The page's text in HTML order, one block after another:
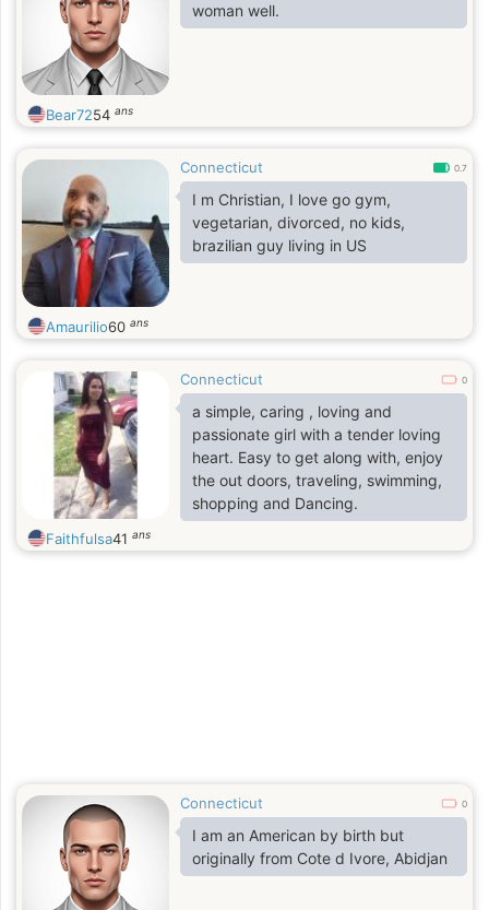
woman well.
Bear7254 ans
Connecticut 0.7
I m Christian, I love go gym,
vegetarian, divorced, no kids,
brazilian guy living in US
Amaurilio60 ans
Connecticut 0
a simple, caring , loving and
passionate girl with a tender loving
heart. Easy to get along with, enjoy
the out doors, traveling, swimming,
shopping and Dancing.
Faithfulsa41 ans
Connecticut 0
I am an American by birth but
originally from Cote d Ivore, Abidjan